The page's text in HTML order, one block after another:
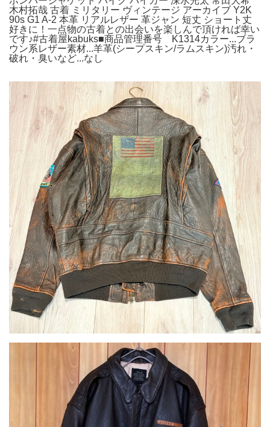
木村拓哉 古着 ミリタリー ヴィンテージ アーカイブ Y2K
90s G1 A-2 本革 リアルレザー 革ジャン 短丈 ショート丈
好きに！一点物の古着との出会いを楽しんで頂ければ幸い
です♪#古着屋kabuks■商品管理番号 K1314カラー...ブラ
ウン系レザー素材...羊革(シープスキン/ラムスキン)汚れ・
破れ・臭いなど...なし